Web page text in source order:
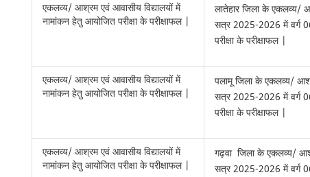
एकलव्य/ आश्रम एवं आवासीय विद्यालयों में
नामांकन हेतु आयोजित परीक्षा के परीक्षाफल |
लातेहार जिला के एकलव्य/
सत्र 2025-2026 में वर्ग
परीक्षा के परीक्षाफल |
एकलव्य/ आश्रम एवं आवासीय विद्यालयों में
नामांकन हेतु आयोजित परीक्षा के परीक्षाफल |
पलामू जिला के एकलव्य/
सत्र 2025-2026 में वर्ग
परीक्षा के परीक्षाफल |
एकलव्य/ आश्रम एवं आवासीय विद्यालयों में
नामांकन हेतु आयोजित परीक्षा के परीक्षाफल |
गढ़वा जिला के एकलव्य/
सत्र 2025-2026 में वर्ग